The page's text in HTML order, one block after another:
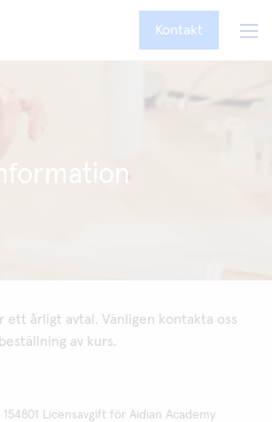
Kontakt
ett årligt avtal. Vänligen kontakta oss
av kurs.
154801 Licensavgift för Aidian Academy